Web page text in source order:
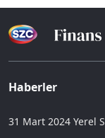
Haberler
31 Mart 2024 Yerel